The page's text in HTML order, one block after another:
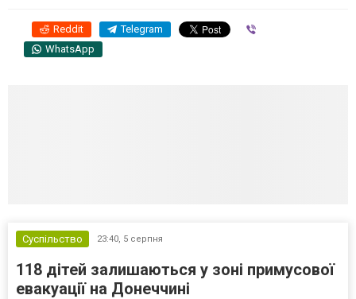
Reddit Telegram
WhatsApp
Суспільство 23:40, 5 серпня
118 дітей залишаються у зоні примусової
евакуації на Донеччині